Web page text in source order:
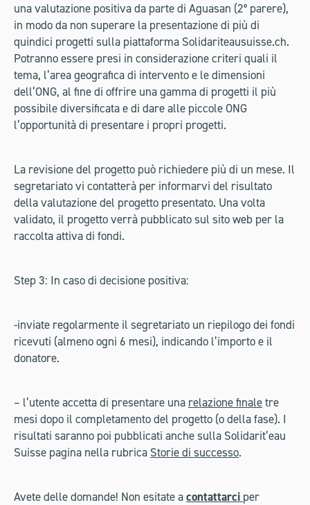
una valutazione positiva da parte di Aguasan (2° parere),
in modo da non superare la presentazione di più di
quindici progetti sulla piattaforma Solidariteausuisse.ch.
Potranno essere presi in considerazione criteri quali il
tema, l’area geografica di intervento e le dimensioni
dell’ONG, al fine di offrire una gamma di progetti il più
possibile diversificata e di dare alle piccole ONG
l’opportunità di presentare i propri progetti.
La revisione del progetto può richiedere più di un mese. Il
segretariato vi contatterà per informarvi del risultato
della valutazione del progetto presentato. Una volta
validato, il progetto verrà pubblicato sul sito web per la
raccolta attiva di fondi.
Step 3: In caso di decisione positiva:
-inviate regolarmente il segretariato un riepilogo dei fondi
ricevuti (almeno ogni 6 mesi), indicando l’importo e il
donatore.
– l’utente accetta di presentare una relazione finaletre
mesi dopo il completamento del progetto (o della fase). I
risultati saranno poi pubblicati anche sulla Solidarit’eau
Suisse pagina nella rubrica Storie di successo.
Avete delle domande! Non esitate acontattarci per